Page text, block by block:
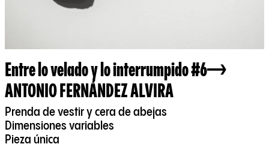
Entre lo velado y lo interrumpido #6
ANTONIO FERNÁNDEZ ALVIRA
Prenda de vestir y cera de abejas
Dimensiones variables
Pieza única